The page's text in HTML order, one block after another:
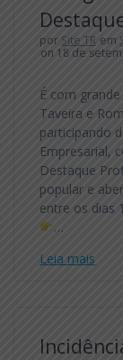
por Site TR em
on 18 de
É com
Taveira e
participando
Empresarial,
Destaque
popular e
entre os dias
…
Leia mais